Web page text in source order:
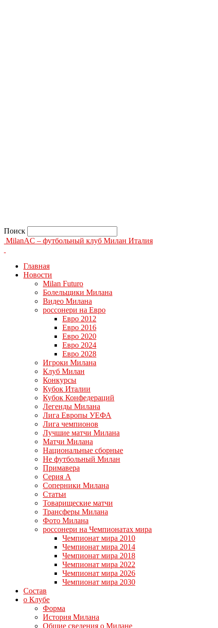
Поиск
MilanAC – футбольный клуб Милан Италия
Главная
Новости
Milan Futuro
Болельщики Милана
Видео Милана
россонери на Евро
Евро 2012
Евро 2016
Евро 2020
Евро 2024
Евро 2028
Игроки Милана
Клуб Милан
Конкурсы
Кубок Италии
Кубок Конфедераций
Легенды Милана
Лига Европы УЕФА
Лига чемпионов
Лучшие матчи Милана
Матчи Милана
Национальные сборные
Не футбольный Милан
Примавера
Серия А
Соперники Милана
Статьи
Товарищеские матчи
Трансферы Милана
Фото Милана
россонери на Чемпионатах мира
Чемпионат мира 2010
Чемпионат мира 2014
Чемпионат мира 2018
Чемпионат мира 2022
Чемпионат мира 2026
Чемпионат мира 2030
Состав
о Клубе
Форма
История Милана
Общие сведения о Милане